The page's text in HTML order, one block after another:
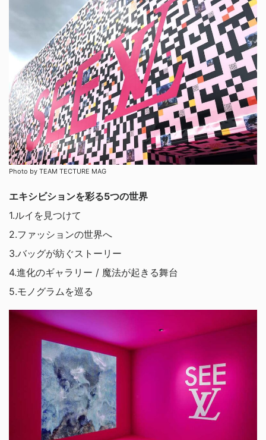
Photo by TEAM TECTURE MAG
エキシビションを彩る5つの世界
1.ルイを見つけて
2.ファッションの世界へ
3.バッグが紡ぐストーリー
4.進化のギャラリー / 魔法が起きる舞台
5.モノグラムを巡る